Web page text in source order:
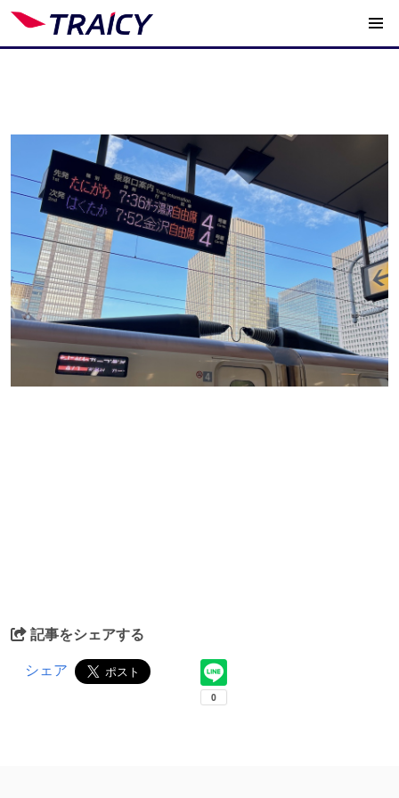
記事をシェアする
シェア